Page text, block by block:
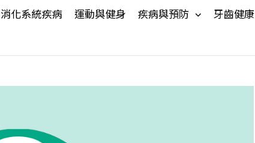
消化系統疾病 運動與健身 疾病與預防 牙齒健康